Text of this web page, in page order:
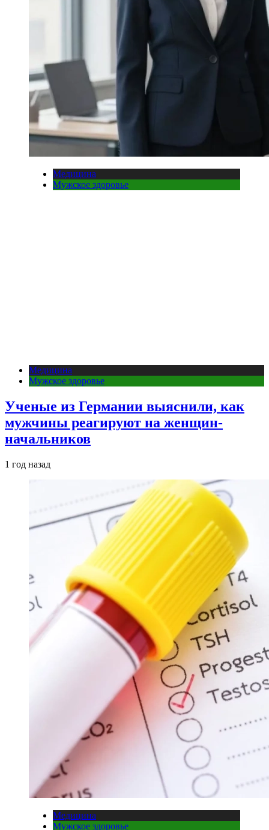
Медицина
Мужское здоровье
Медицина
Мужское здоровье
Ученые из Германии выяснили, как
мужчины реагируют на женщин-
начальников
1 год назад
Медицина
Мужское здоровье